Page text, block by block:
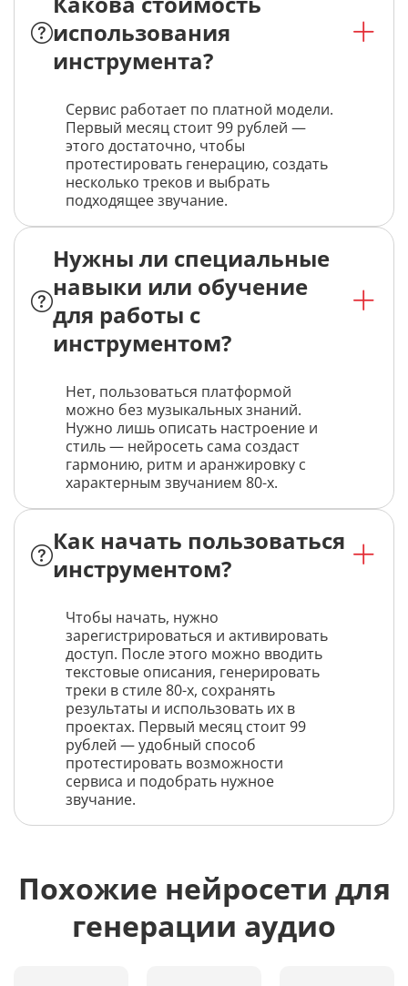
использования
инструмента?
Сервис работает по платной модели.
Первый месяц стоит 99 рублей —
этого достаточно, чтобы
протестировать генерацию, создать
несколько треков и выбрать
подходящее звучание.
Нужны ли специальные
навыки или обучение
для работы с
инструментом?
Нет, пользоваться платформой
можно без музыкальных знаний.
Нужно лишь описать настроение и
стиль — нейросеть сама создаст
гармонию, ритм и аранжировку с
характерным звучанием 80-х.
Как начать пользоваться
инструментом?
Чтобы начать, нужно
зарегистрироваться и активировать
доступ. После этого можно вводить
текстовые описания, генерировать
треки в стиле 80-х, сохранять
результаты и использовать их в
проектах. Первый месяц стоит 99
рублей — удобный способ
протестировать возможности
сервиса и подобрать нужное
звучание.
Похожие нейросети для
генерации аудио